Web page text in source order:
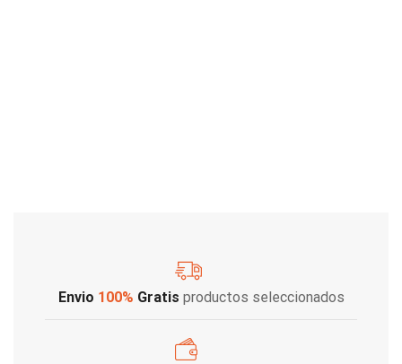
Envio 100% Gratis productos seleccionados